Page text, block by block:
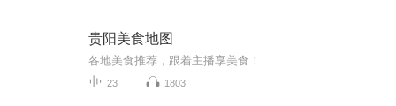
贵阳美食地图
各地美食推荐，跟着主播享美食！
23 1803